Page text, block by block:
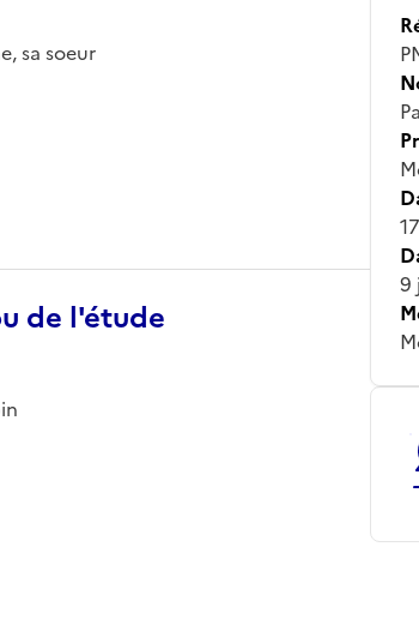
sa soeur
de l'étude
9